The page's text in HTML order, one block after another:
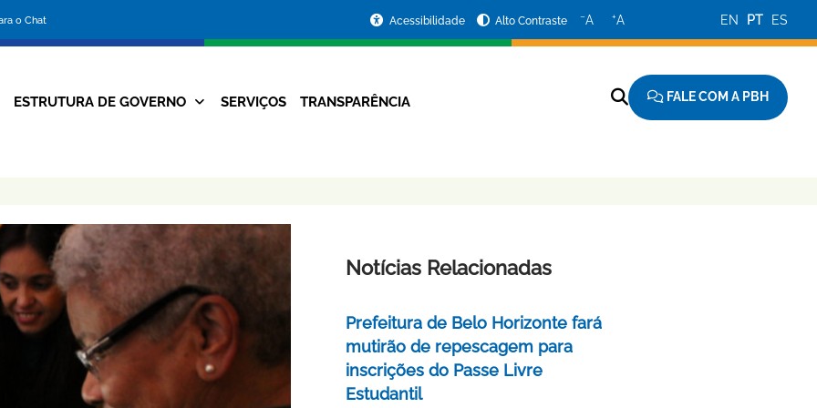
o Chat
da
Prefeitura
Acessibilidade Alto Contraste −A +A EN PT ES
Navegação
ESTRUTURA DE GOVERNO SERVIÇOS TRANSPARÊNCIA FALE COM A PBH
Notícias Relacionadas
Prefeitura de Belo Horizonte fará
mutirão de repescagem para
inscrições do Passe Livre
Estudantil